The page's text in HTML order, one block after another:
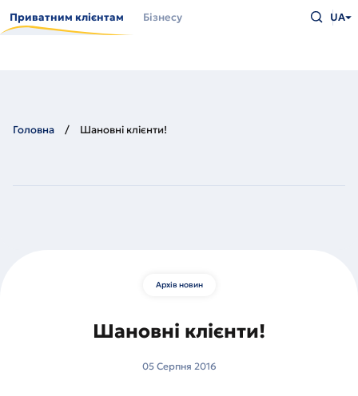
до
основного
Приватним клієнтам Бізнесу
що
UA
Головна Шановні клієнти!
Архів новин
Шановні клієнти!
05 Серпня 2016